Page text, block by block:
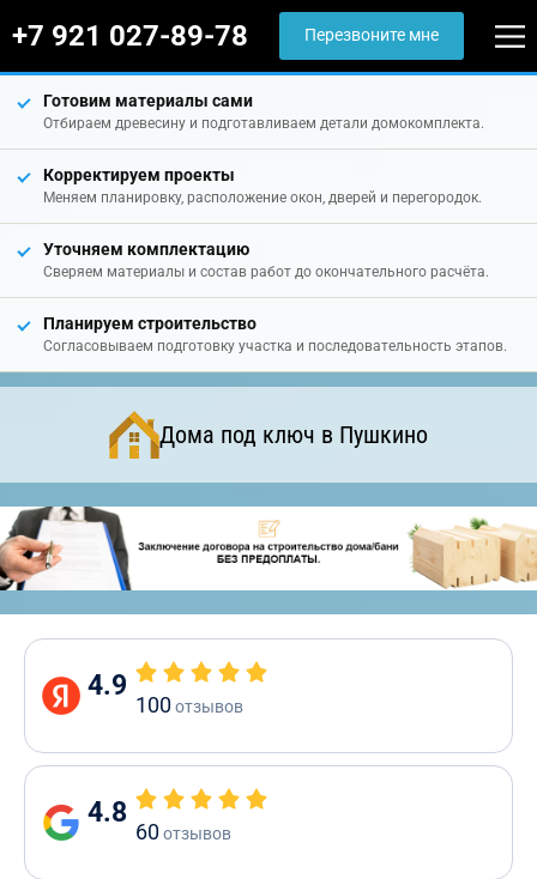
+7 921 027-89-78 Перезвоните мне
Готовим материалы сами
Отбираем древесину и подготавливаем детали домокомплекта.
Корректируем проекты
Меняем планировку, расположение окон, дверей и перегородок.
Уточняем комплектацию
Сверяем материалы и состав работ до окончательного расчёта.
Планируем строительство
Согласовываем подготовку участка и последовательность этапов.
Дома под ключ в Пушкино
4.9
100отзывов
4.8
60отзывов